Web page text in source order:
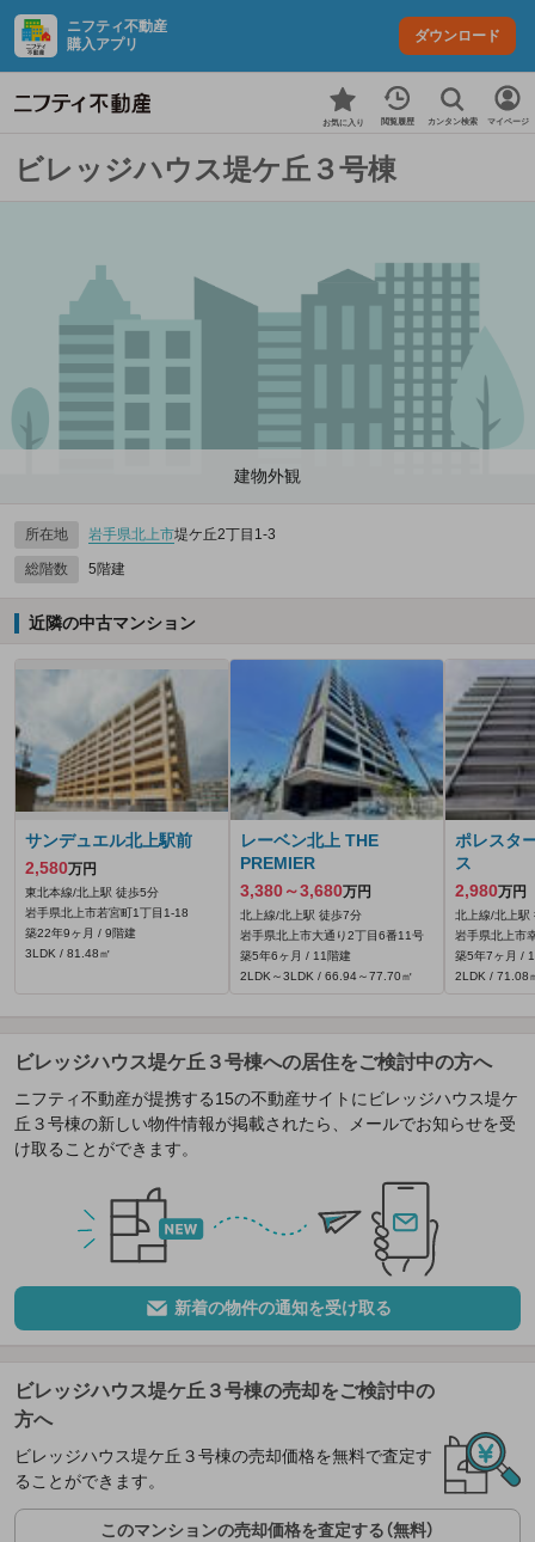
ニフティ不動産
購入アプリ
ダウンロード
お気に入り 閲覧履歴 カンタン検索 マイページ
ビレッジハウス堤ケ丘３号棟
建物外観
所在地 岩手県北上市堤ケ丘2丁目1-3
総階数 5階建
近隣の中古マンション
サンデュエル北上駅前
2,580万円
東北本線/北上駅 徒歩5分
岩手県北上市若宮町1丁目1-18
築22年9ヶ月 / 9階建
3LDK / 81.48㎡
レーベン北上 THE
PREMIER
3,380～3,680万円
北上線/北上駅 徒歩7分
岩手県北上市大通り2丁目6番11号
築5年6ヶ月 / 11階建
2LDK～3LDK / 66.94～77.70㎡
ポレスタ
ス
2,980万円
北上線/北上駅
岩手県北上市
築5年7ヶ月 /
2LDK / 71.08
ビレッジハウス堤ケ丘３号棟への居住をご検討中の方へ
ニフティ不動産が提携する15の不動産サイトにビレッジハウス堤ケ
丘３号棟の新しい物件情報が掲載されたら、メールでお知らせを受
け取ることができます。
新着の物件の通知を受け取る
ビレッジハウス堤ケ丘３号棟の売却をご検討中の
方へ
ビレッジハウス堤ケ丘３号棟の売却価格を無料で査定す
ることができます。
このマンションの売却価格を査定する（無料）